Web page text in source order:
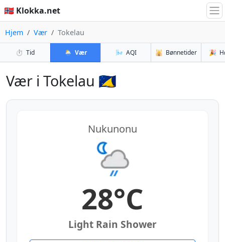
🇳🇴 Klokka.net
Hjem Vær Tokelau
⏱️ Tid 🌦️ Vær 🌬️ AQI 🕌 Bønnetider 🎉
Vær i Tokelau 🇹🇰
Nukunonu
28°C
Light Rain Shower